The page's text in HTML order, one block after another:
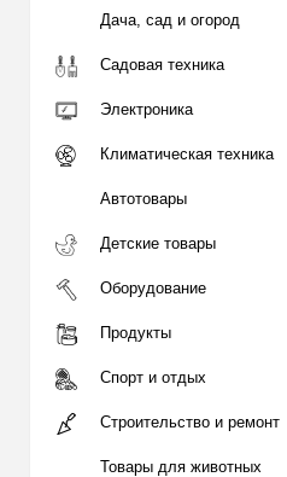
Дача, сад и огород
Садовая техника
Электроника
Климатическая техника
Автотовары
Детские товары
Оборудование
Продукты
Спорт и отдых
Строительство и ремонт
Товары для животных